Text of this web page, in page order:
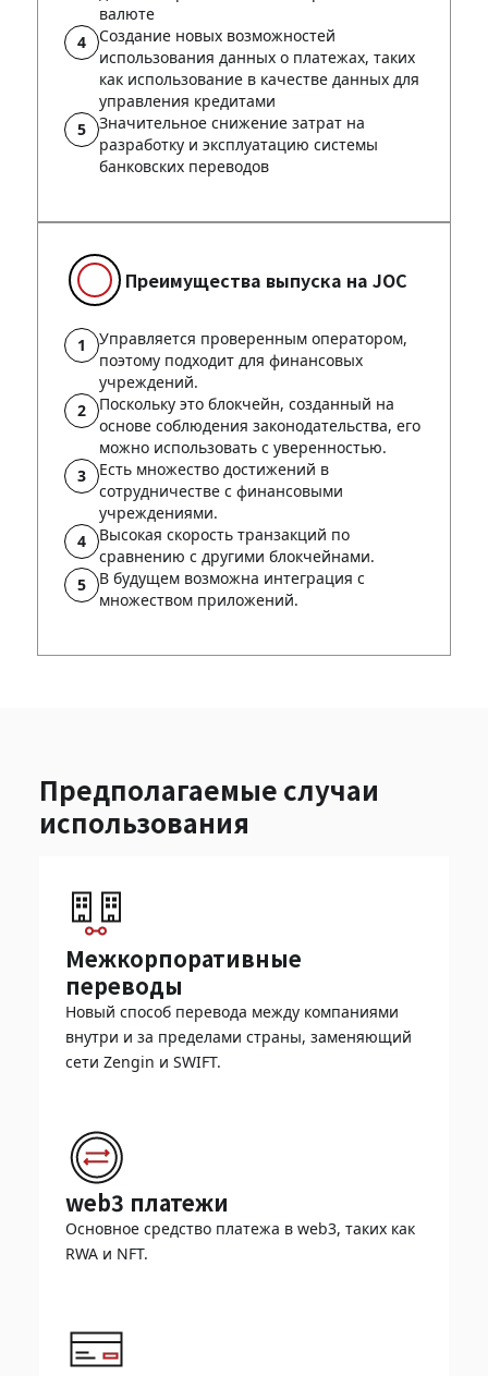
валюте
Создание новых возможностей
использования данных о платежах, таких
как использование в качестве данных для
управления кредитами
Значительное снижение затрат на
разработку и эксплуатацию системы
банковских переводов
Преимущества выпуска на JOC
Управляется проверенным оператором,
поэтому подходит для финансовых
учреждений.
Поскольку это блокчейн, созданный на
основе соблюдения законодательства, его
можно использовать с уверенностью.
Есть множество достижений в
сотрудничестве с финансовыми
учреждениями.
Высокая скорость транзакций по
сравнению с другими блокчейнами.
В будущем возможна интеграция с
множеством приложений.
Предполагаемые случаи
использования
Межкорпоративные
переводы
Новый способ перевода между компаниями
внутри и за пределами страны, заменяющий
сети Zengin и SWIFT.
web3 платежи
Основное средство платежа в web3, таких как
RWA и NFT.